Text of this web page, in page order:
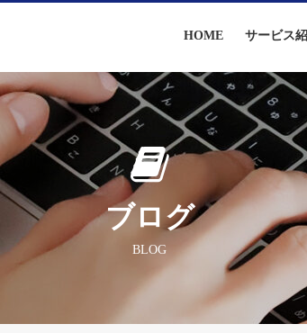
HOME サービス
ブログ
BLOG